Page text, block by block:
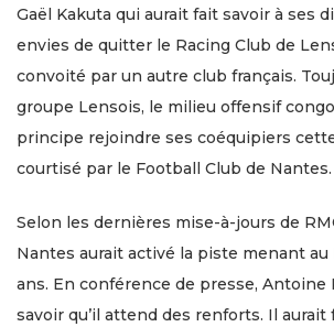
Gaël Kakuta qui aurait fait savoir à ses
envies de quitter le Racing Club de
convoité par un autre club français.
groupe Lensois, le milieu offensif
principe rejoindre ses coéquipiers
courtisé par le Football Club de Nantes.
Selon les dernières mise-à-jours de
Nantes aurait activé la piste menant au
ans. En conférence de presse, Antoine
savoir qu’il attend des renforts. Il aurait